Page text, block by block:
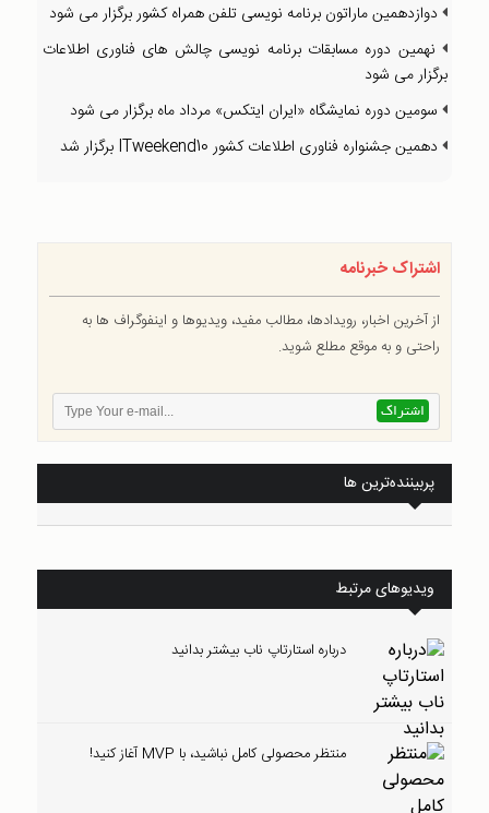
دوازدهمین ماراتون برنامه نویسی تلفن همراه کشور برگزار می شود
نهمین دوره مسابقات برنامه نویسی چالش های فناوری اطلاعات
برگزار می شود
سومین دوره نمایشگاه «ایران ایتکس» مرداد ماه برگزار می شود
دهمین جشنواره فناوری اطلاعات کشور ITweekend10 برگزار شد
اشتراک خبرنامه
از آخرین اخبار، رویدادها، مطالب مفید، ویدیوها و اینفوگراف ها به
راحتی و به موقع مطلع شوید.
پربیننده‌ترین ها
ویدیوهای مرتبط
درباره استارتاپ ناب بیشتر بدانید
منتظر محصولی کامل نباشید، با MVP آغاز کنید!